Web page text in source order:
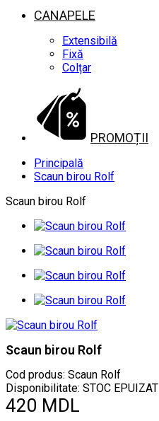
CANAPELE
Extensibilă
Fixă
Colțar
PROMOȚII
Principală
Scaun birou Rolf
Scaun birou Rolf
Scaun birou Rolf
Cod produs: Scaun Rolf
Disponibilitate: STOC EPUIZAT
420 MDL